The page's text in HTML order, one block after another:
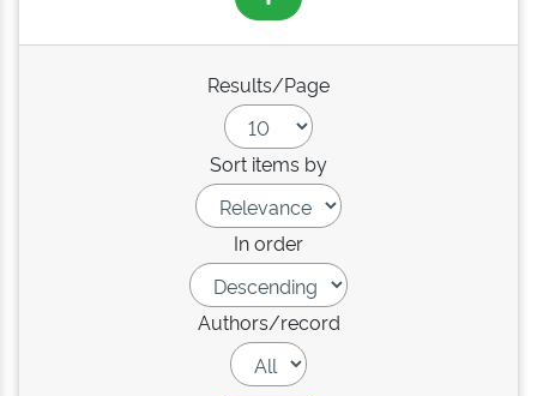
Results/Page
Sort items by
In order
Authors/record